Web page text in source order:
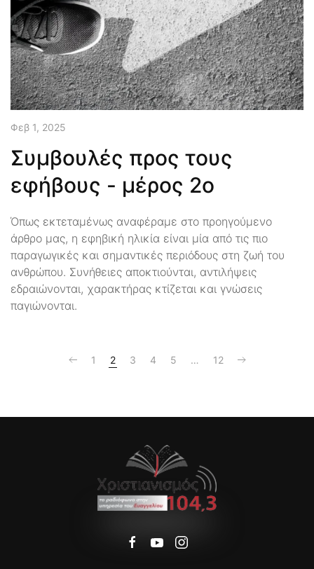
Φεβ 1, 2025
Συμβουλές προς τους
εφήβους - μέρος 2ο
Όπως εκτεταμένως αναφέραμε στο προηγούμενο
άρθρο μας, η εφηβική ηλικία είναι μία από τις πιο
παραγωγικές και σημαντικές περιόδους στη ζωή του
ανθρώπου. Συνήθειες αποκτιούνται, αντιλήψεις
εδραιώνονται, χαρακτήρας κτίζεται και γνώσεις
παγιώνονται.
1 2 3 4 5 … 12